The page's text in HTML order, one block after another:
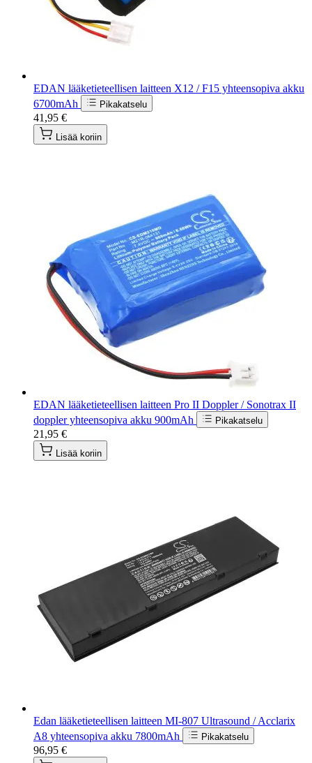
EDAN lääketieteellisen laitteen X12 / F15 yhteensopiva akku
6700mAh
Pikakatselu
41,95 €
Lisää koriin
EDAN lääketieteellisen laitteen Pro II Doppler / Sonotrax II
doppler yhteensopiva akku 900mAh
Pikakatselu
21,95 €
Lisää koriin
Edan lääketieteellisen laitteen MI-807 Ultrasound / Acclarix
A8 yhteensopiva akku 7800mAh
Pikakatselu
96,95 €